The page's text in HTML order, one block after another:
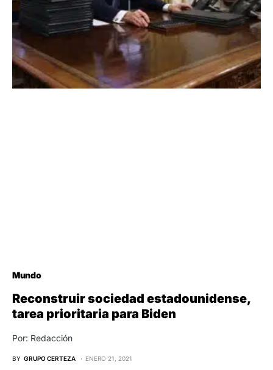
Mundo
Reconstruir sociedad estadounidense,
tarea prioritaria para Biden
Por: Redacción
BY GRUPO CERTEZA ENERO 21, 2021